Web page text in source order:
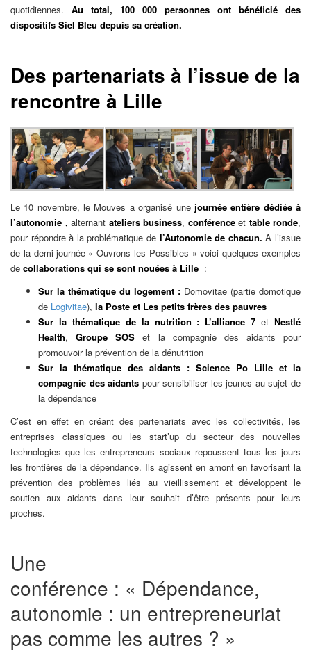
quotidiennes. Au total, 100 000 personnes ont bénéficié des
dispositifs Siel Bleu depuis sa création.
Des partenariats à l’issue de la
rencontre à Lille
Le 10 novembre, le Mouves a organisé une journée entière dédiée à
l’autonomie , alternant ateliers business, conférenceet table ronde,
pour répondre à la problématique de l’Autonomie de chacun. A l’issue
de la demi-journée « Ouvrons les Possibles » voici quelques exemples
de collaborations qui se sont nouées à Lille :
Sur la thématique du logement : Domovitae (partie domotique
de Logivitae), la Poste et Les petits frères des pauvres
Sur la thématique de la nutrition : L’alliance 7 etNestlé
Health,Groupe SOS et la compagnie des aidants pour
promouvoir la prévention de la dénutrition
Sur la thématique des aidants : Science Po Lille et la
compagnie des aidants pour sensibiliser les jeunes au sujet de
la dépendance
C’est en effet en créant des partenariats avec les collectivités, les
entreprises classiques ou les start’up du secteur des nouvelles
technologies que les entrepreneurs sociaux repoussent tous les jours
les frontières de la dépendance. Ils agissent en amont en favorisant la
prévention des problèmes liés au vieillissement et développent le
soutien aux aidants dans leur souhait d’être présents pour leurs
proches.
Une
conférence : « Dépendance,
autonomie : un entrepreneuriat
pas comme les autres ? »